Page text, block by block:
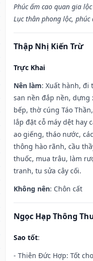
Phúc ấm cao quan gia
Lục thân phong lộc, phúc
Thập Nhị Kiến Trừ
Trực Khai
Nên làm: Xuất hành, đi
san nền đắp nền, dựng
bếp, thờ cúng Táo
lắp đặt cỗ máy dệt hay
ao giếng, tháo nước,
thông hào rãnh, cầu
thuốc, mua trâu, làm
tranh, tu sửa cây cối.
Không nên: Chôn cất
Ngọc Hạp Thông
Sao tốt:
- Thiên Đức Hợp: Tốt